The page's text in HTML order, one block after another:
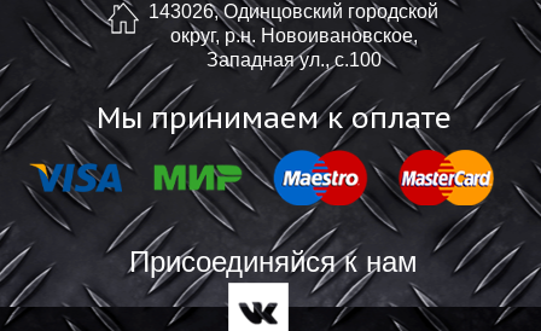
143026, Одинцовский городской
округ, р.н. Новоивановское,
Западная ул., с.100
Мы принимаем к оплате
Присоединяйся к нам